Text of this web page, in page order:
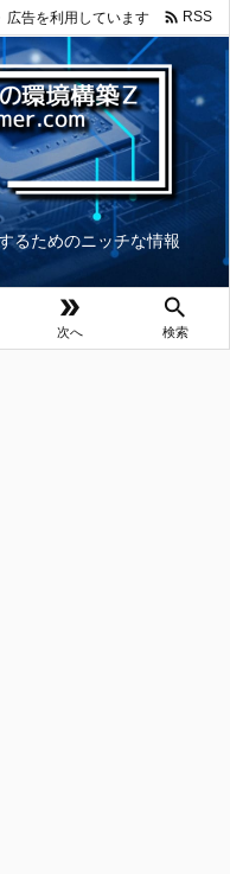
るためのニッチな情報

次へ

検索
広告を利用しています  RSS